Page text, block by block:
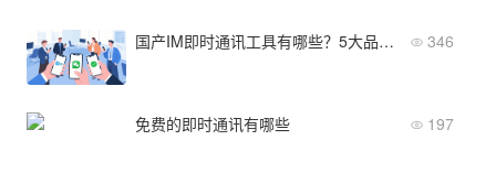
国产IM即时通讯工具有哪些？5大品牌替代方案深度评测 346
免费的即时通讯有哪些 197